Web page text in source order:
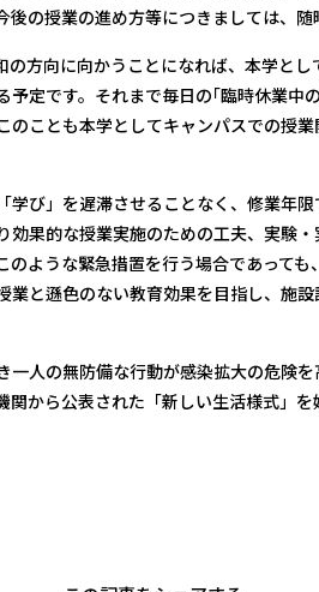
の授業の進め方等につきましては、随
方向に向かうことになれば、本学と
定です。それまで毎日の｢臨時休業中
のことも本学としてキャンパスでの授
び」を遅滞させることなく、修業年
効果的な授業実施のための工夫、実験
ような緊急措置を行う場合であって
業と遜色のない教育効果を目指し、施
人の無防備な行動が感染拡大の危険
関から公表された「新しい生活様式」